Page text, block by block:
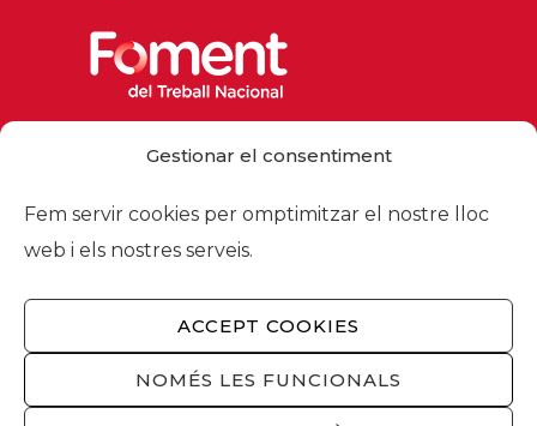
Gestionar el consentiment
Fem servir cookies per omptimitzar el nostre lloc
web i els nostres serveis.
ACCEPT COOKIES
NOMÉS LES FUNCIONALS
foment@foment.com
© 2026 - Foment del Treball Nacional
Nosaltres